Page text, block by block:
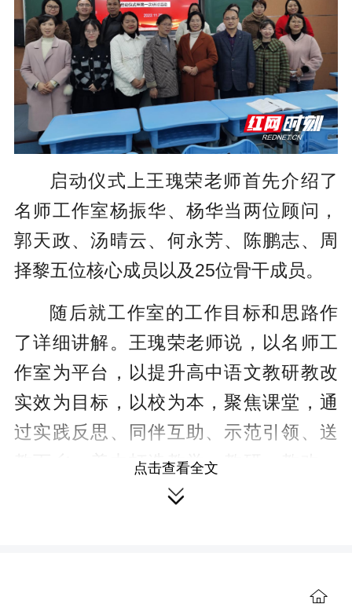
启动仪式上王瑰荣老师首先介绍了
名师工作室杨振华、杨华当两位顾问，
郭天政、汤晴云、何永芳、陈鹏志、周
择黎五位核心成员以及25位骨干成员。
随后就工作室的工作目标和思路作
了详细讲解。王瑰荣老师说，以名师工
作室为平台，以提升高中语文教研教改
实效为目标，以校为本，聚焦课堂，通
过实践反思、同伴互助、示范引领、送
教下乡，着力打造教学、教研、教改、
成果、培训为一体的团队，努力把工作
点击查看全文
